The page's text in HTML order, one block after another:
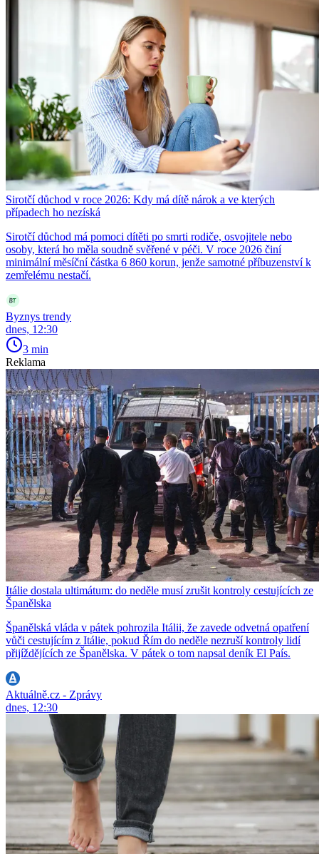
Sirotčí důchod v roce 2026: Kdy má dítě nárok a ve kterých
případech ho nezíská
Sirotčí důchod má pomoci dítěti po smrti rodiče, osvojitele nebo
osoby, která ho měla soudně svěřené v péči. V roce 2026 činí
minimální měsíční částka 6 860 korun, jenže samotné příbuzenství k
zemřelému nestačí.
Byznys trendy
dnes, 12:30
3 min
Reklama
Itálie dostala ultimátum: do neděle musí zrušit kontroly cestujících ze
Španělska
Španělská vláda v pátek pohrozila Itálii, že zavede odvetná opatření
vůči cestujícím z Itálie, pokud Řím do neděle nezruší kontroly lidí
přijíždějících ze Španělska. V pátek o tom napsal deník El País.
Aktuálně.cz - Zprávy
dnes, 12:30